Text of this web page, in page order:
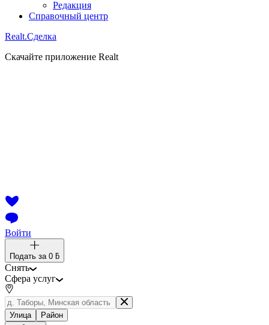
Редакция
Справочный центр
Realt.Сделка
Скачайте приложение Realt
Войти
Подать за 0 ƃ
Снять
Сфера услуг
Улица Район